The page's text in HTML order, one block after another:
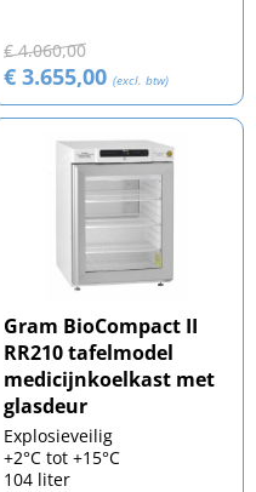
€ 4.060,00
€ 3.655,00 (excl. btw)
Gram BioCompact II
RR210 tafelmodel
medicijnkoelkast met
glasdeur
Explosieveilig
+2°C tot +15°C
104 liter